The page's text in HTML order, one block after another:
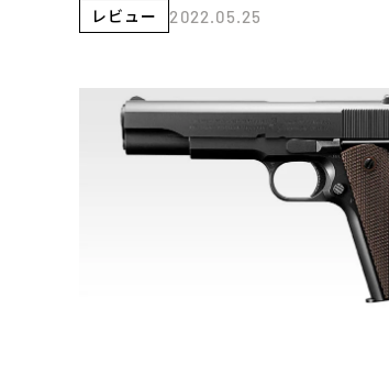
レビュー 2022.05.25